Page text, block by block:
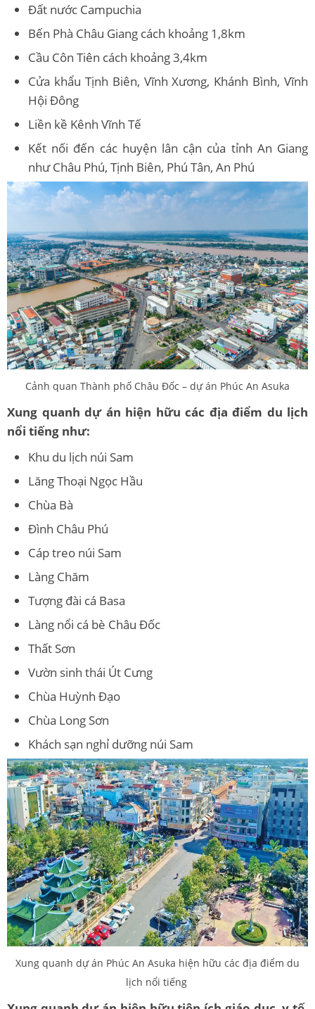
Đất nước Campuchia
Bến Phà Châu Giang cách khoảng 1,8km
Cầu Côn Tiên cách khoảng 3,4km
Cửa khẩu Tịnh Biên, Vĩnh Xương, Khánh Bình, Vĩnh
Hội Đông
Liền kề Kênh Vĩnh Tế
Kết nối đến các huyện lân cận của tỉnh An Giang
như Châu Phú, Tịnh Biên, Phú Tân, An Phú
Cảnh quan Thành phố Châu Đốc – dự án Phúc An Asuka
Xung quanh dự án hiện hữu các địa điểm du lịch
nổi tiếng như:
Khu du lịch núi Sam
Lăng Thoại Ngọc Hầu
Chùa Bà
Đình Châu Phú
Cáp treo núi Sam
Làng Chăm
Tượng đài cá Basa
Làng nổi cá bè Châu Đốc
Thất Sơn
Vườn sinh thái Út Cưng
Chùa Huỳnh Đạo
Chùa Long Sơn
Khách sạn nghỉ dưỡng núi Sam
Xung quanh dự án Phúc An Asuka hiện hữu các địa điểm du
lịch nổi tiếng